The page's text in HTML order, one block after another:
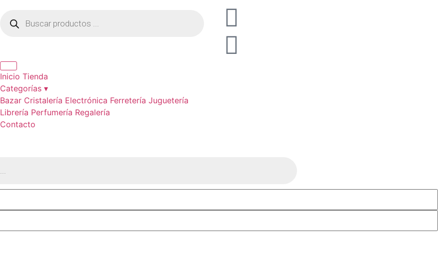
Inicio Tienda
Categorías ▾
Bazar Cristalería Electrónica Ferretería Juguetería
Librería Perfumería Regalería
Contacto